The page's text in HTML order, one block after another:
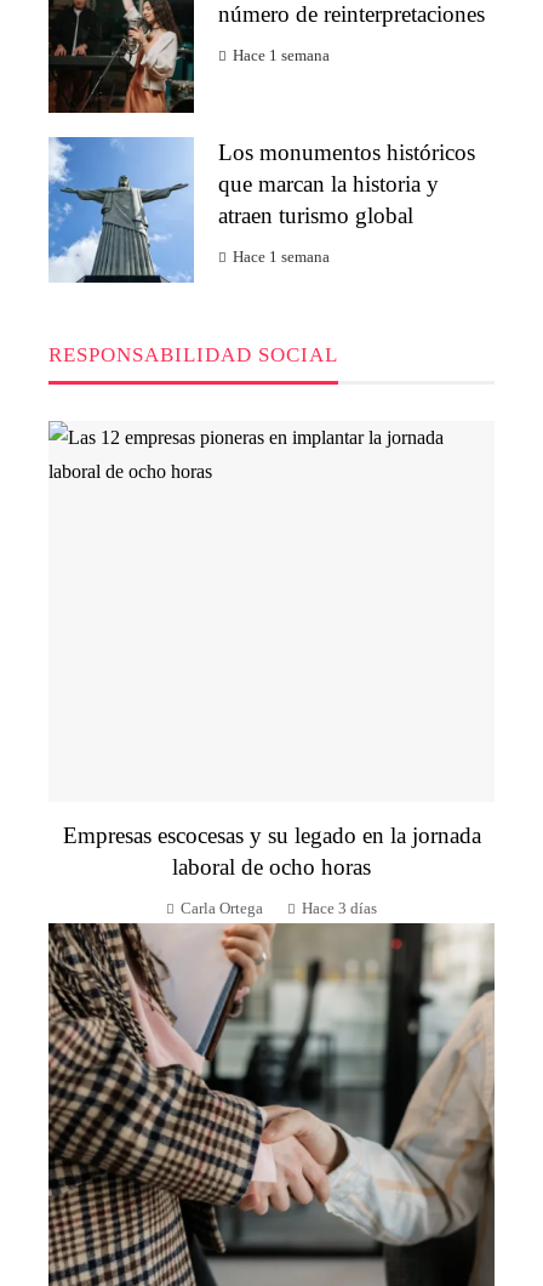
número de reinterpretaciones
Hace 1 semana
Los monumentos históricos
que marcan la historia y
atraen turismo global
Hace 1 semana
RESPONSABILIDAD SOCIAL
Empresas escocesas y su legado en la jornada
laboral de ocho horas
Carla Ortega Hace 3 días